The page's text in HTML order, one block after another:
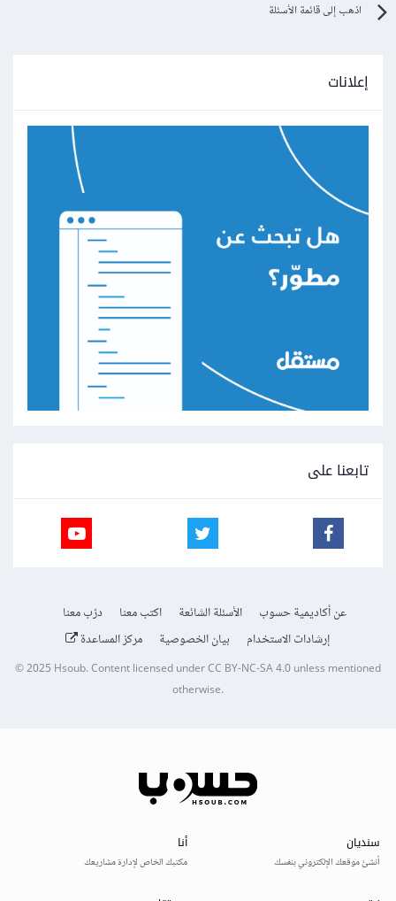
اذهب إلى قائمة الأسئلة
إعلانات
تابعنا على
عن أكاديمية حسوب الأسئلة الشائعة اكتب معنا
درّب معنا
إرشادات الاستخدام
بيان الخصوصية مركز المساعدة
© 2025Hsoub.Content licensed underCC BY-NC-SA 4.0unless mentioned
otherwise.